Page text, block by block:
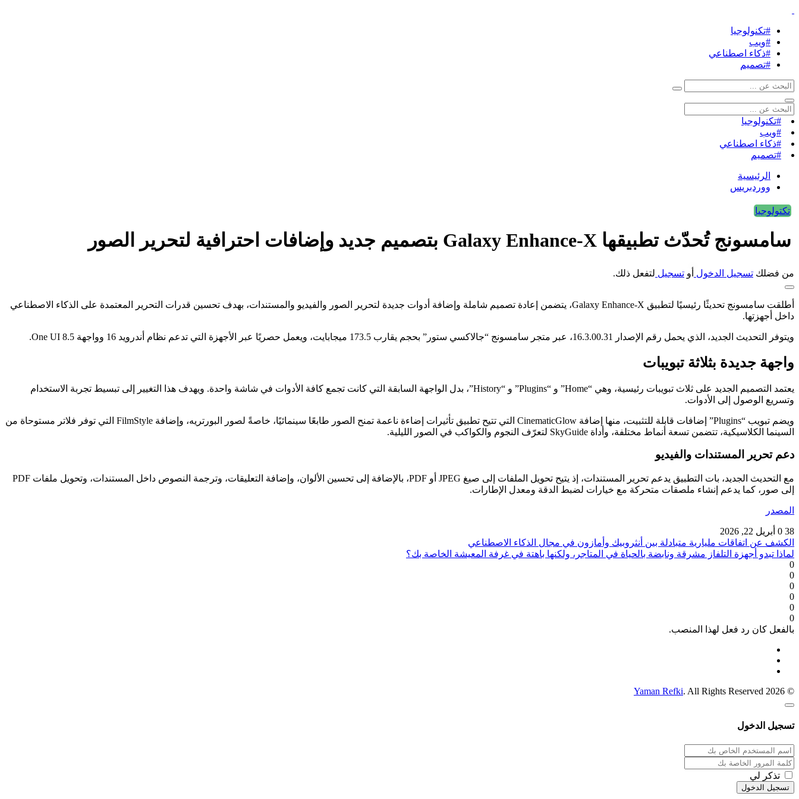
#تكنولوجيا
#ويب
#ذكاء اصطناعي
#تصميم
#تكنولوجيا
#ويب
#ذكاء اصطناعي
#تصميم
الرئيسية
ووردبريس
تكتولوجيا
سامسونج تُحدّث تطبيقها Galaxy Enhance-X بتصميم جديد وإضافات احترافية لتحرير الصور
من فضلك تسجيل الدخول أو تسجيل لتفعل ذلك.
أطلقت سامسونج تحديثًا رئيسيًا لتطبيق Galaxy Enhance-X، يتضمن إعادة تصميم شاملة وإضافة أدوات جديدة لتحرير الصور والفيديو والمستندات، بهدف تحسين قدرات التحرير المعتمدة على الذكاء الاصطناعي
داخل أجهزتها.
ويتوفر التحديث الجديد، الذي يحمل رقم الإصدار 16.3.00.31، عبر متجر سامسونج “جالاكسي ستور” بحجم يقارب 173.5 ميجابايت، ويعمل حصريًا عبر الأجهزة التي تدعم نظام أندرويد 16 وواجهة One UI 8.5.
واجهة جديدة بثلاثة تبويبات
يعتمد التصميم الجديد على ثلاث تبويبات رئيسية، وهي “Home” و “Plugins” و “History”، بدل الواجهة السابقة التي كانت تجمع كافة الأدوات في شاشة واحدة. ويهدف هذا التغيير إلى تبسيط تجربة الاستخدام
وتسريع الوصول إلى الأدوات.
ويضم تبويب “Plugins” إضافات قابلة للتثبيت، منها إضافة CinematicGlow التي تتيح تطبيق تأثيرات إضاءة ناعمة تمنح الصور طابعًا سينمائيًا، خاصةً لصور البورتريه، وإضافة FilmStyle التي توفر فلاتر مستوحاة من
السينما الكلاسيكية، تتضمن تسعة أنماط مختلفة، وأداة SkyGuide لتعرّف النجوم والكواكب في الصور الليلية.
دعم تحرير المستندات والفيديو
مع التحديث الجديد، بات التطبيق يدعم تحرير المستندات، إذ يتيح تحويل الملفات إلى صيغ JPEG أو PDF، بالإضافة إلى تحسين الألوان، وإضافة التعليقات، وترجمة النصوص داخل المستندات، وتحويل ملفات PDF
إلى صور، كما يدعم إنشاء ملصقات متحركة مع خيارات لضبط الدقة ومعدل الإطارات.
المصدر
38
0 أبريل 22, 2026
الكشف عن اتفاقات مليارية متبادلة بين أنثروبيك وأمازون في مجال الذكاء الاصطناعي
لماذا تبدو أجهزة التلفاز مشرقة ونابضة بالحياة في المتاجر، ولكنها باهتة في غرفة المعيشة الخاصة بك؟
0
0
0
0
0
0
بالفعل كان رد فعل لهذا المنصب.
© 2026
Yaman Refki. All Rights Reserved
تسجيل الدخول
تذكر لي